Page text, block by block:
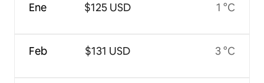
Ene
Feb
$125 USD
$131 USD
1 °C
3 °C